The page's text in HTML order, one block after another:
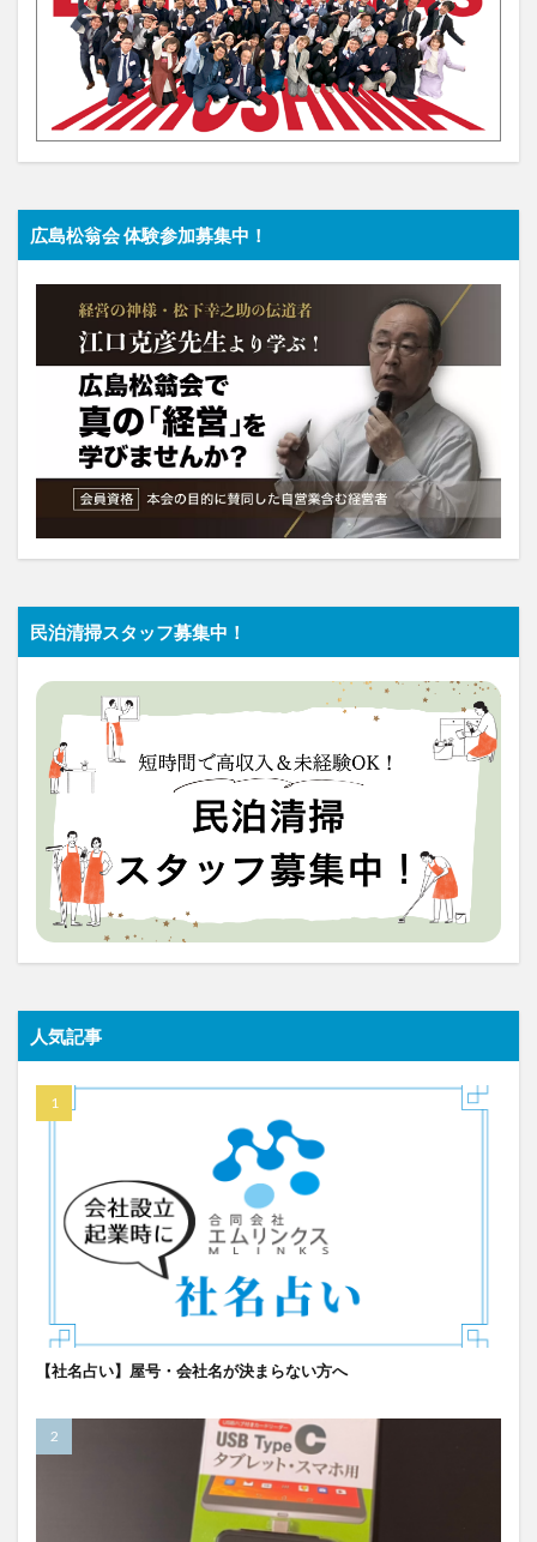
広島松翁会 体験参加募集中！
民泊清掃スタッフ募集中！
人気記事
【社名占い】屋号・会社名が決まらない方へ